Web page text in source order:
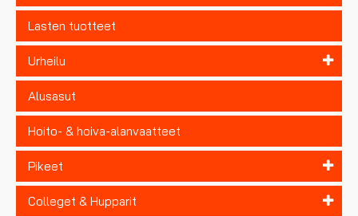
Lasten tuotteet
Urheilu
Alusasut
Hoito- & hoiva-alanvaatteet
Pikeet
Colleget & Hupparit